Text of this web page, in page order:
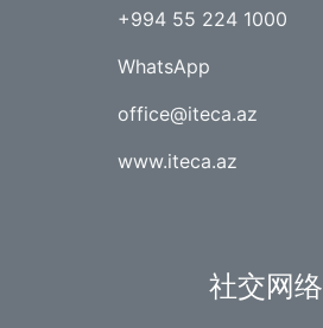
+994 55 224 1000
WhatsApp
office@iteca.az
www.iteca.az
社交网络